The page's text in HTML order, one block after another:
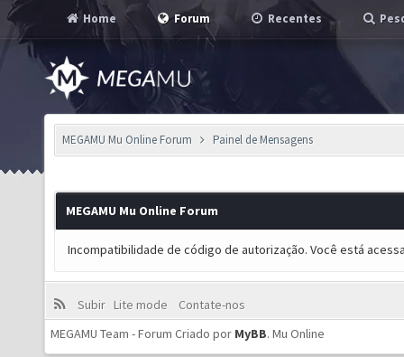
Home Forum Recentes
MEGAMU Mu Online Forum Painel de Mensagens
MEGAMU Mu Online Forum
Incompatibilidade de código de autorização. Você está
Subir Lite mode
Contate-nos
MEGAMU Team - Forum Criado por MyBB. Mu Online